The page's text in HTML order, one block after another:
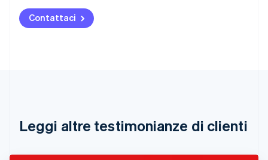
Contattaci
Leggi altre testimonianze di clienti
Austria
DeutschEnglish
English Français
Cina continentale
Cipro